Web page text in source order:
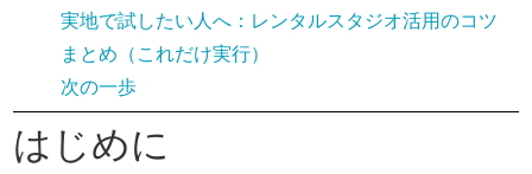
実地で試したい人へ：レンタルスタジオ活用のコツ
まとめ（これだけ実行）
次の一歩
はじめに